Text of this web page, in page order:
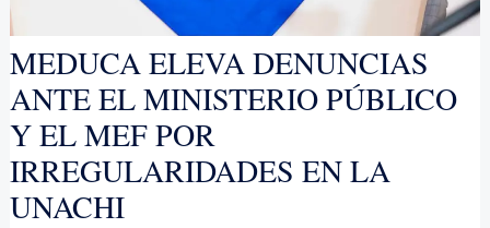
MEDUCA ELEVA DENUNCIAS
ANTE EL MINISTERIO PÚBLICO
Y EL MEF POR
IRREGULARIDADES EN LA
UNACHI